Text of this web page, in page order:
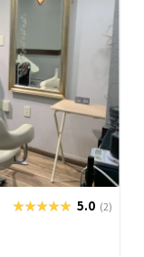
★★★★★
★★★★★ 5.0 (2)